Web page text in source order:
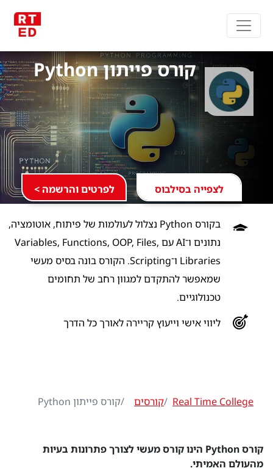
קורס פייתון Python
בקורס Python נצלול לעולמות של פיתוח, אוטומציה,
נתונים ו־AI עם Variables, Functions, OOP, Files,
Libraries ו־Scripting. הקורס בונה בסיס מעשי
שמאפשר להתקדם למגוון רחב של תחומים
טכנולוגיים.
ליווי אישי וייעוץ קריירה לאורך כל הדרך
לצפייה בסילבוס לפרטים והרשמה >
Real Time College קורסים קורס פייתון Python
קורס Python הינו קורס מעשי לצורך פתרונות בעיות
מהעולם האמיתי.